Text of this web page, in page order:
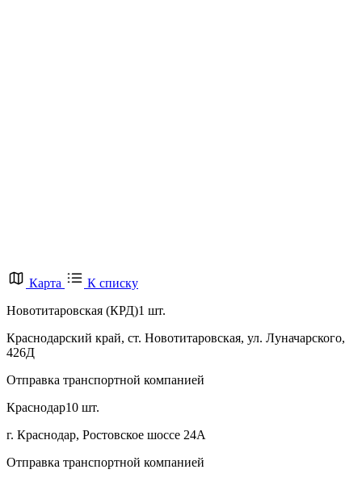
Карта
К списку
Новотитаровская (КРД)1 шт.
Краснодарский край, ст. Новотитаровская, ул. Луначарского,
426Д
Отправка транспортной компанией
Краснодар10 шт.
г. Краснодар, Ростовское шоссе 24А
Отправка транспортной компанией